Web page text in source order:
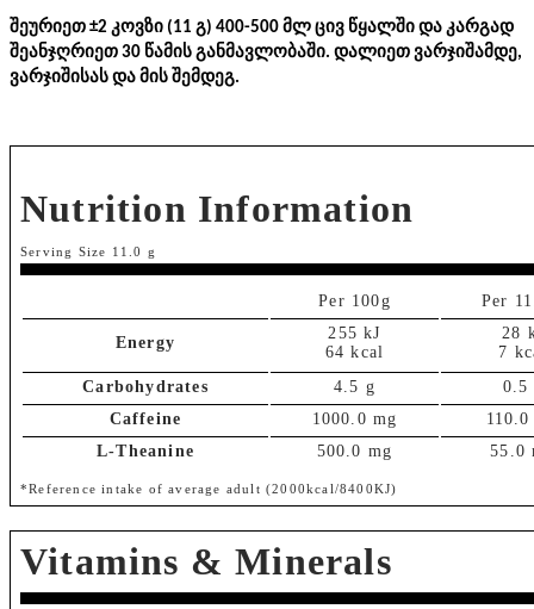
შეურიეთ ±2 კოვზი (11 გ) 400-500 მლ ცივ წყალში და კარგად
შეანჯღრიეთ 30 წამის განმავლობაში. დალიეთ ვარჯიშამდე,
ვარჯიშისას და მის შემდეგ.
Nutrition Information
Serving Size 11.0 g
Per 100g Per
Energy
255 kJ
64 kcal
28
7
Carbohydrates
4.5 g
0.5
Caffeine
1000.0 mg
L-Theanine
500.0 mg 55.0
*Reference intake of average adult (2000kcal/8400KJ)
Vitamins & Minerals